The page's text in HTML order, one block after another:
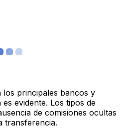
principales bancos y
evidente. Los tipos de
de comisiones ocultas
transferencia.